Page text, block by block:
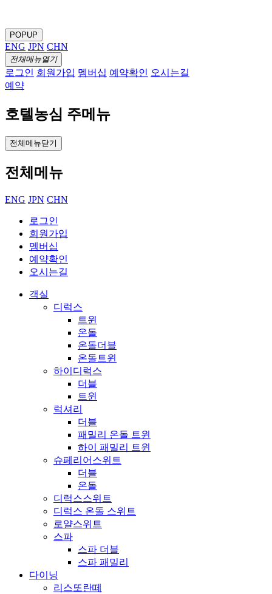
POPUP
ENG JPN CHN
전체메뉴열기
로그인 회원가입 멤버십 예약확인 오시는길
예약
호텔농심 주메뉴
전체메뉴닫기
전체메뉴
ENG JPN CHN
로그인
회원가입
멤버십
예약확인
오시는길
객실
디럭스
트윈
온돌
온돌더블
온돌트윈
하이디럭스
더블
트윈
럭셔리
더블
패밀리 온돌 트윈
하이 패밀리 트윈
슈페리어스위트
더블
온돌
디럭스스위트
디럭스 온돌 스위트
로얄스위트
스파
스파 더블
스파 패밀리
다이닝
리스또란떼